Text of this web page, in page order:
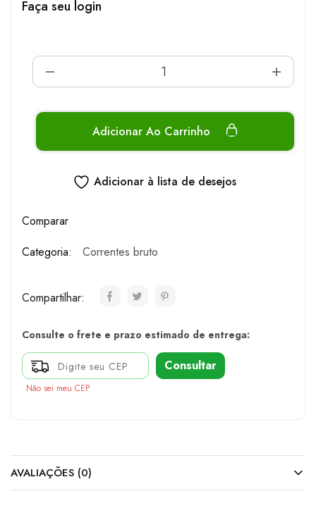
Faça seu login
Adicionar Ao Carrinho
Adicionar à lista de desejos
Comparar
Categoria:
Correntes bruto
Compartilhar:
Consulte o frete e prazo estimado de entrega:
Consultar
Não sei meu CEP
AVALIAÇÕES (0)